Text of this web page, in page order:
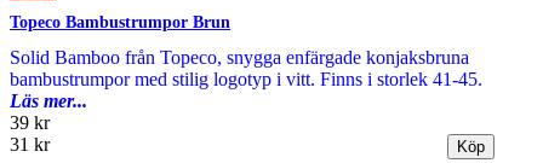
Topeco Bambustrumpor Brun
Solid Bamboo från Topeco, snygga enfärgade konjaksbruna
bambustrumpor med stilig logotyp i vitt. Finns i storlek 41-45.
Läs mer...
39 kr
31 kr